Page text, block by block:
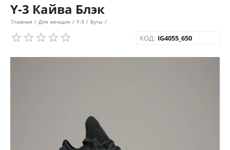
Y-3 Кайва Блэк
Главная / Для женщин / Y-3 / Буты /
КОД: IG4055_650